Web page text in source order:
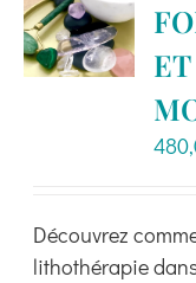
Découvrez
lithothérapie